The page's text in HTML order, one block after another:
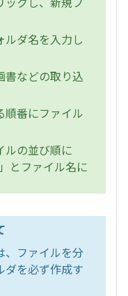
ダ名を入力し
などの取り込
番にファイル
の並び順に
ファイル名に
、ファイルを分
ダを必ず作成す